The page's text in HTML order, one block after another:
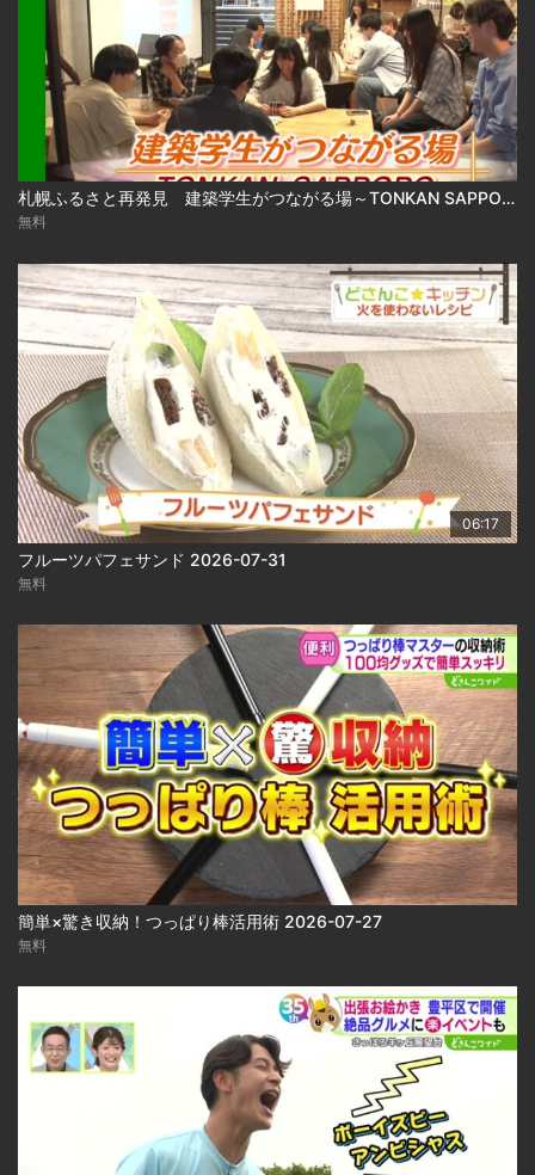
札幌ふるさと再発見 建築学生がつながる場～TONKAN SAPPORO～2026年8月1日放送
無料
06:17
フルーツパフェサンド 2026-07-31
無料
簡単×驚き収納！つっぱり棒活用術 2026-07-27
無料